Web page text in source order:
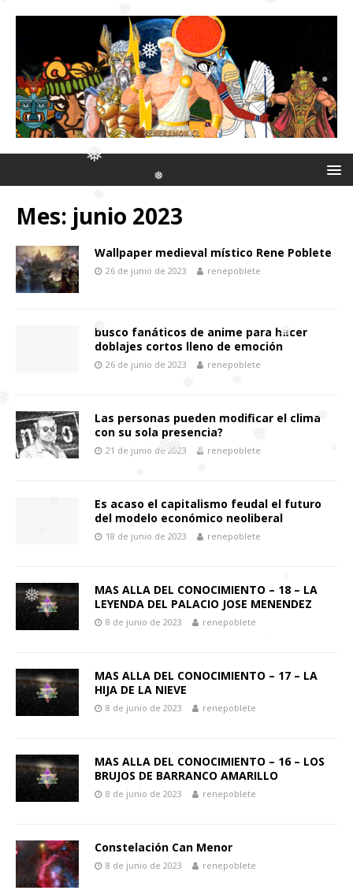
❅ ❅
❅ ❅
❅ ❅
❅
❅
❅
❅
❅❅
❅
❅
❅
❅
❅
Mes: junio 2023
Wallpaper medieval místico Rene Poblete
26 de junio de 2023 renepoblete
busco fanáticos de anime para hacer
doblajes cortos lleno de emoción
26 de junio de 2023 renepoblete
Las personas pueden modificar el clima
con su sola presencia?
21 de junio de 2023 renepoblete
Es acaso el capitalismo feudal el futuro
del modelo económico neoliberal
18 de junio de 2023 renepoblete
MAS ALLA DEL CONOCIMIENTO – 18 – LA
LEYENDA DEL PALACIO JOSE MENENDEZ
8 de junio de 2023 renepoblete
MAS ALLA DEL CONOCIMIENTO – 17 – LA
HIJA DE LA NIEVE
8 de junio de 2023 renepoblete
MAS ALLA DEL CONOCIMIENTO – 16 – LOS
BRUJOS DE BARRANCO AMARILLO
8 de junio de 2023 renepoblete
Constelación Can Menor
8 de junio de 2023 renepoblete